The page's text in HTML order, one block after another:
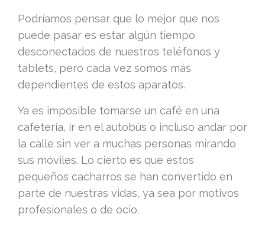
Podríamos pensar que lo mejor que nos
puede pasar es estar algún tiempo
desconectados de nuestros teléfonos y
tablets, pero cada vez somos más
dependientes de estos aparatos.
Ya es imposible tomarse un café en una
cafetería, ir en el autobús o incluso andar por
la calle sin ver a muchas personas mirando
sus móviles. Lo cierto es que estos
pequeños cacharros se han convertido en
parte de nuestras vidas, ya sea por motivos
profesionales o de ocio.